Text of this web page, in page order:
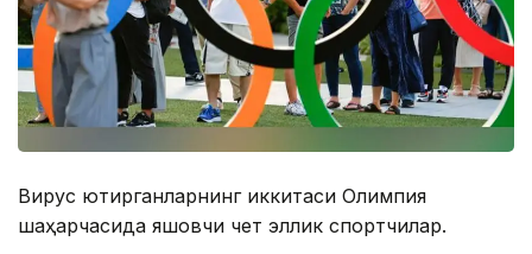
Вирус юқтирганларнинг иккитаси Олимпия
шаҳарчасида яшовчи чет эллик спортчилар.